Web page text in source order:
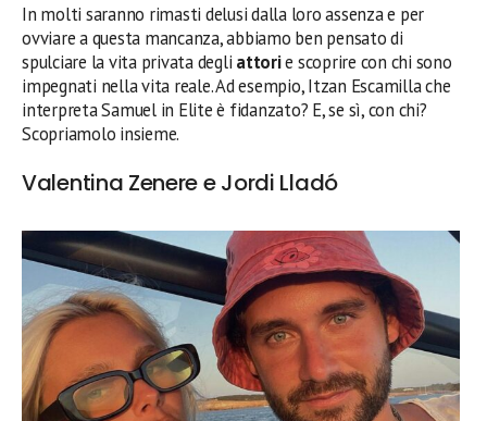
In molti saranno rimasti delusi dalla loro assenza e per
ovviare a questa mancanza, abbiamo ben pensato di
spulciare la vita privata degli attorie scoprire con chi sono
impegnati nella vita reale. Ad esempio, Itzan Escamilla che
interpreta Samuel in Elite è fidanzato? E, se sì, con chi?
Scopriamolo insieme.
Valentina Zenere e Jordi Lladó